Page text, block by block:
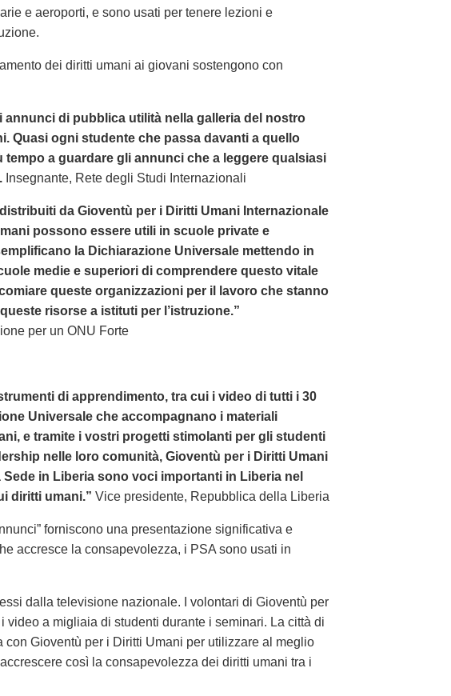
e aeroporti, e sono usati per tenere lezioni e
dei diritti umani ai giovani sostengono con
annunci di pubblica utilità nella galleria del nostro
Quasi ogni studente che passa davanti a quello
tempo a guardare gli annunci che a leggere qualsiasi
Insegnante, Rete degli Studi Internazionali
da Gioventù per i Diritti Umani Internazionale
possono essere utili in scuole private e
la Dichiarazione Universale mettendo in
medie e superiori di comprendere questo vitale
queste organizzazioni per il lavoro che stanno
risorse a istituti per l’istruzione.”
per un ONU Forte
di apprendimento, tra cui i video di tutti i 30
Universale che accompagnano i materiali
e tramite i vostri progetti stimolanti per gli studenti
nelle loro comunità, Gioventù per i Diritti Umani
Sede in Liberia sono voci importanti in Liberia nel
diritti umani.” Vice presidente, Repubblica della Liberia
forniscono una presentazione significativa e
accresce la consapevolezza, i PSA sono usati in
dalla televisione nazionale. I volontari di Gioventù per
video a migliaia di studenti durante i seminari. La città di
con Gioventù per i Diritti Umani per utilizzare al meglio
così la consapevolezza dei diritti umani tra i